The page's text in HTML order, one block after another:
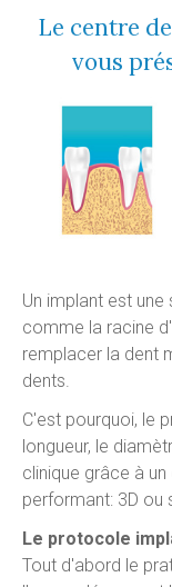
Le centre
vous
Un implant est
comme la racine
remplacer la dent
dents.
C'est pourquoi, le
longueur, le
clinique grâce à
performant: 3D ou
Le protocole
Tout d'abord le